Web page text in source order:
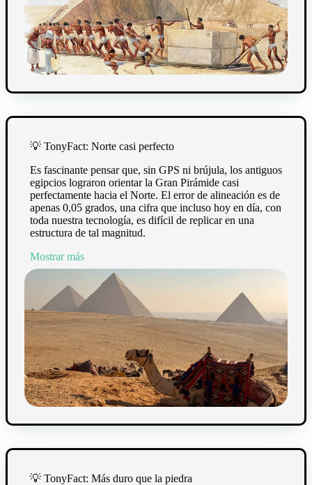
💡 TonyFact: Norte casi perfecto
Es fascinante pensar que, sin GPS ni brújula, los antiguos
egipcios lograron orientar la Gran Pirámide casi
perfectamente hacia el Norte. El error de alineación es de
apenas 0,05 grados, una cifra que incluso hoy en día, con
toda nuestra tecnología, es difícil de replicar en una
estructura de tal magnitud.
Mostrar más
💡 TonyFact: Más duro que la piedra